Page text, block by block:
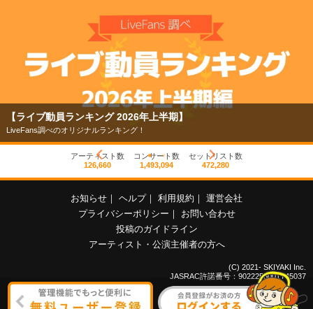
【ライブ動員ランキング 2026年上半期】
LiveFans調べのオリジナルランキング！
アーティスト数
126,660
コンサート数
1,493,094
セットリスト数
472,280
お知らせ ｜ ヘルプ｜ 利用規約 ｜ 運営会社
プライバシーポリシー ｜
お問い合わせ
投稿のガイドライン
アーティスト・公演主催者の方へ
(C) 2021- SKIYAKI Inc.
JASRAC許諾番号：9022255001Y45037